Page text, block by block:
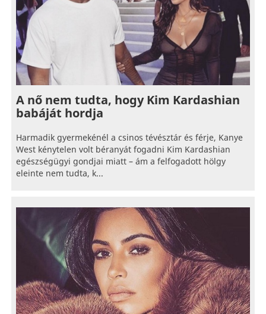
A nő nem tudta, hogy Kim Kardashian
babáját hordja
Harmadik gyermekénél a csinos tévésztár és férje, Kanye
West kénytelen volt béranyát fogadni Kim Kardashian
egészségügyi gondjai miatt – ám a felfogadott hölgy
eleinte nem tudta, k...